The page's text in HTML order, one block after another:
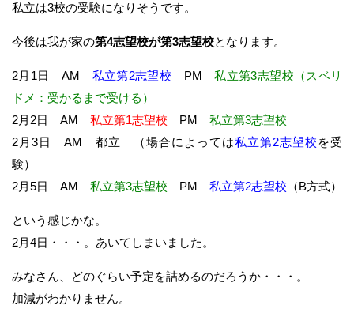
私立は3校の受験になりそうです。
今後は我が家の第4志望校が第3志望校となります。
2月1日 AM 私立第2志望校 PM私立第3志望校（スベリ
ドメ：受かるまで受ける）
2月2日 AM 私立第1志望校 PM 私立第3志望校
2月3日 AM 都立 （場合によっては私立第2志望校 を受
験）
2月5日 AM 私立第3志望校 PM 私立第2志望校 （B方式）
という感じかな。
2月4日・・・。あいてしまいました。
みなさん、どのぐらい予定を詰めるのだろうか・・・。
加減がわかりません。